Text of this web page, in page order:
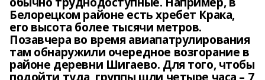
Белорецком районе есть хребет Крака,
его высота более тысячи метров.
Позавчера во время авиапатрулирования
там обнаружили очередное возгорание в
районе деревни Шигаево. Для того, чтобы